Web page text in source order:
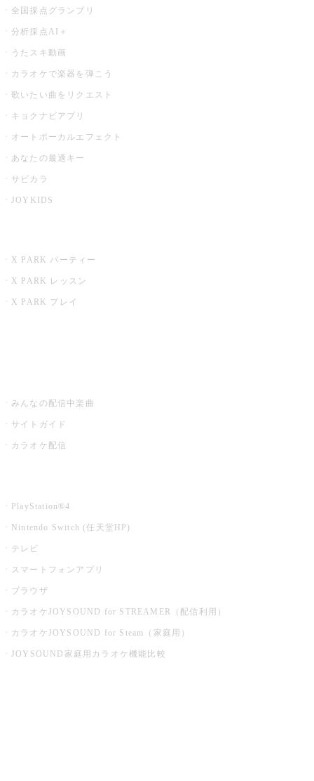
全国採点グランプリ
分析採点AI＋
うたスキ動画
カラオケで楽器を弾こう
歌いたい曲をリクエスト
キョクナビアプリ
オートボーカルエフェクト
あなたの最適キー
サビカラ
JOYKIDS
X PARK パーティー
X PARK レッスン
X PARK プレイ
みんなの配信中楽曲
サイトガイド
カラオケ配信
PlayStation®4
Nintendo Switch (任天堂HP)
テレビ
スマートフォンアプリ
ブラウザ
カラオケJOYSOUND for STREAMER（配信利用）
カラオケJOYSOUND for Steam（家庭用）
JOYSOUND家庭用カラオケ機能比較